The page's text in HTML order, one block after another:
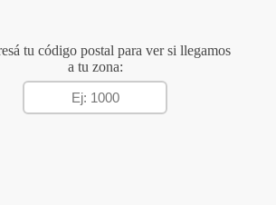
tu código postal para ver si llegamos
a tu zona: